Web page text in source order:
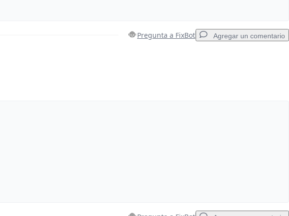
Pregunta a FixBot Agregar un comentario